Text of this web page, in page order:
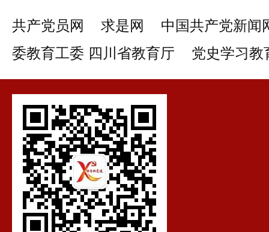
共产党员网 求是网
中国共产党新闻
委教育工委 四川省教育厅
党史学习教